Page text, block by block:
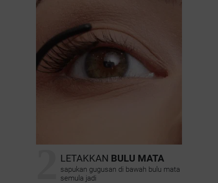
LETAKKAN BULU MATA
sapukan gugusan di bawah bulu mata
semula jadi